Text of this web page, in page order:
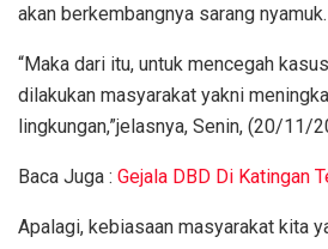
akan berkembangnya sarang nyamuk.
“Maka dari itu, untuk mencegah
dilakukan masyarakat yakni
lingkungan,”jelasnya, Senin, (20/11/
Baca Juga : Gejala DBD Di Katingan
Apalagi, kebiasaan masyarakat kita